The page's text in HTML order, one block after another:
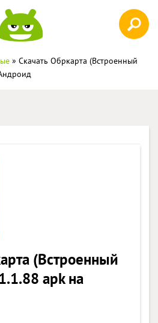
» Скачать Обркарта (Встроенный
(Встроенный
apk на